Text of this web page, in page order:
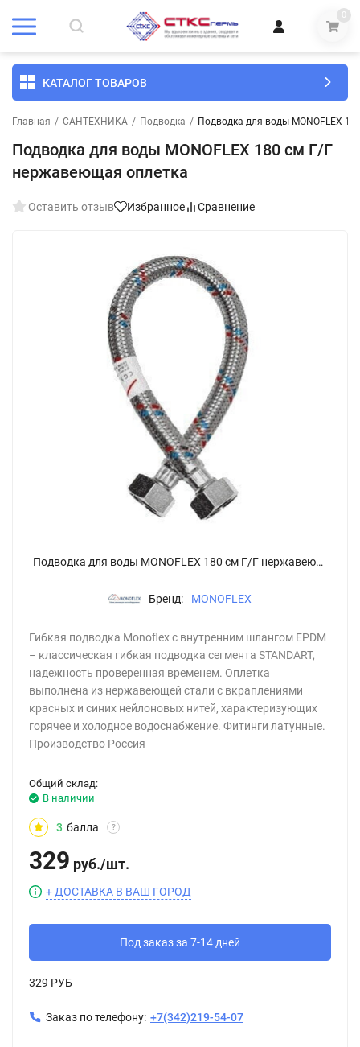
0
КАТАЛОГ ТОВАРОВ
Главная / САНТЕХНИКА / Подводка / Подводка для воды MONOFLEX
Подводка для воды MONOFLEX 180 см Г/Г
нержавеющая оплетка
Оставить отзыв Избранное Сравнение
Подводка для воды MONOFLEX 180 см Г/Г нержавеющая оплетка
Бренд: MONOFLEX
Гибкая подводка Monoflex с внутренним шлангом EPDM
– классическая гибкая подводка сегмента STANDART,
надежность проверенная временем. Оплетка
выполнена из нержавеющей стали с вкраплениями
красных и синих нейлоновых нитей, характеризующих
горячее и холодное водоснабжение. Фитинги латунные.
Производство Россия
Общий склад:
В наличии
3 балла ?
329 руб./шт.
+ ДОСТАВКА В ВАШ ГОРОД
Под заказ за 7-14 дней
329 РУБ
Заказ по телефону: +7(342)219-54-07